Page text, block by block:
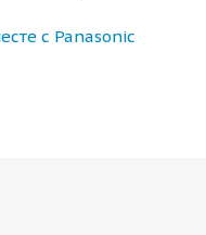
с Panasonic